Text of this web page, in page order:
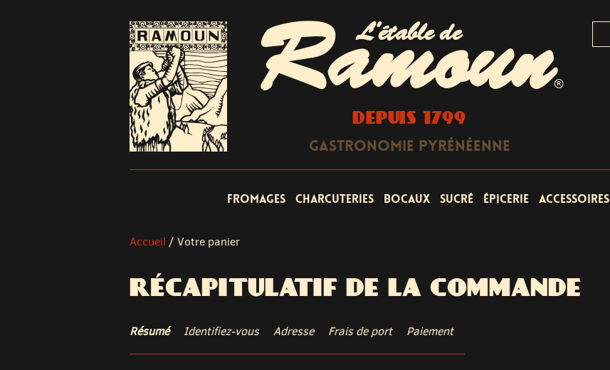
L'étable de
Ramoun®
DEPUIS 1799
Gastronomie Pyrénéenne
Fromages Charcuteries Bocaux Sucré Épicerie Accessoires
Accueil / Votre panier
RÉCAPITULATIF DE LA COMMANDE
Résumé Identifiez-vous Adresse Frais de port Paiement